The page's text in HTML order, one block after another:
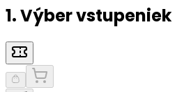
1. Výber vstupeniek